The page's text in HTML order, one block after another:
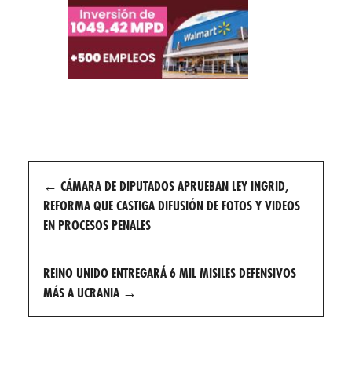
Post
navigation
← CÁMARA DE DIPUTADOS APRUEBAN LEY INGRID,
REFORMA QUE CASTIGA DIFUSIÓN DE FOTOS Y VIDEOS
EN PROCESOS PENALES
REINO UNIDO ENTREGARÁ 6 MIL MISILES DEFENSIVOS
MÁS A UCRANIA →